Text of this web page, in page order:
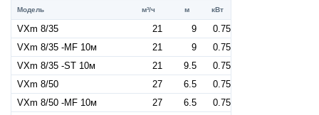
Модель м³/ч м кВт
VXm 8/35 21 9
0.75
VXm 8/35 -MF 10м
21 9
0.75
VXm 8/35 -ST 10м
21 9.5
0.75
VXm 8/50
27 6.5
0.75
VXm 8/50 -MF 10м
27 6.5
0.75